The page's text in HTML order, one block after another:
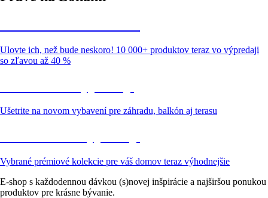
Ulovte ich, než bude neskoro! 10 000+ produktov teraz vo výpredaji
so zľavou až 40 %
Ušetrite na novom vybavení pre záhradu, balkón aj terasu
Vybrané prémiové kolekcie pre váš domov teraz výhodnejšie
E-shop s každodennou dávkou (s)novej inšpirácie a najširšou ponukou
produktov pre krásne bývanie.